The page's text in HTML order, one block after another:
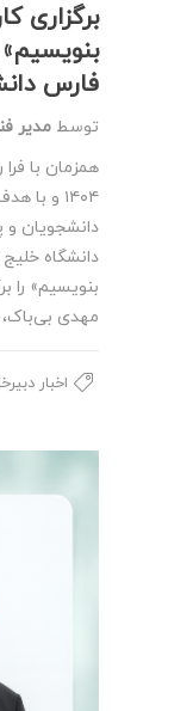
برگزاری
فارس
توسط مدیر
همزمان با
۱۴۰۴ و
دانشجویان
دانشگاه
بنویسیم» را
مهدی
اخبار